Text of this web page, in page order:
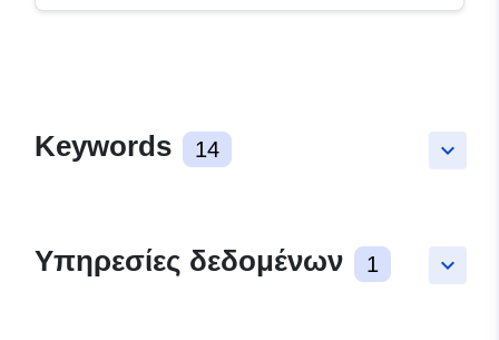
keyboard_arrow_down
Keywords 14
keyboard_arrow_down
Υπηρεσίες δεδομένων 1